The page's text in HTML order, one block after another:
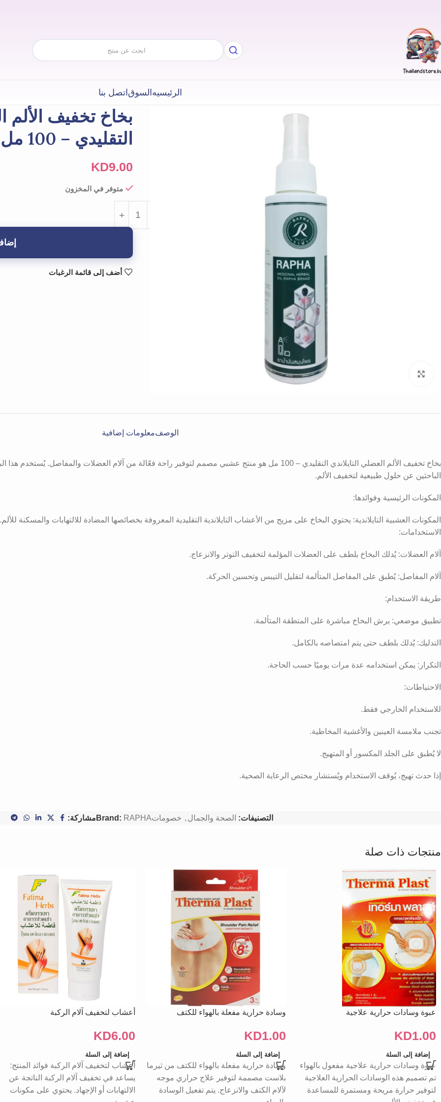
الرئيسيهالسوقاتصل بنا
بخاخ تخفيف الألم
التقليدي – 100 مل
KD9.00
متوفر في المخزون
أضف إلى قائمة الرغبات
الوصفمعلومات إضافية
بخاخ تخفيف الألم العضلي التايلاندي التقليدي – 100 مل هو منتج عشبي مصمم لتوفير راحة فعّالة من آلام العضلات
الباحثين عن حلول طبيعية لتخفيف الألم.
المكونات الرئيسية وفوائدها:
المكونات العشبية التايلاندية: يحتوي البخاخ على مزيج من الأعشاب التايلاندية التقليدية المعروفة بخصائصها المضادة للالتهابات والمسكنة للألم.
الاستخدامات:
آلام العضلات: يُدلك البخاخ بلطف على العضلات المؤلمة لتخفيف التوتر والانزعاج.
آلام المفاصل: يُطبق على المفاصل المتألمة لتقليل التيبس وتحسين الحركة.
طريقة الاستخدام:
تطبيق موضعي: يرش البخاخ مباشرة على المنطقة المتألمة.
التدليك: يُدلك بلطف حتى يتم امتصاصه بالكامل.
التكرار: يمكن استخدامه عدة مرات يوميًا حسب الحاجة.
الاحتياطات:
للاستخدام الخارجي فقط.
تجنب ملامسة العينين والأغشية المخاطية.
لا يُطبق على الجلد المكسور أو المتهيج.
إذا حدث تهيج، يُوقف الاستخدام ويُستشار مختص الرعاية الصحية.
التصنيفات: الصحة والجمال , خصومات Brand: RAPHA مشاركة:
منتجات ذات صلة
عبوة وسادات حرارية علاجية
KD1.00
إضافة إلى السلة
عبوة وسادات حرارية علاجية مفعول بالهواء
تم تصميم هذه الوسادات الحرارية العلاجية
لتوفير حرارة مريحة ومستمرة للمساعدة
وسادة حرارية مفعلة بالهواء للكتف
KD1.00
إضافة إلى السلة
وسادة حرارية مفعلة بالهواء للكتف من ثيرما
بلاست مصممة لتوفير علاج حراري موجه
لآلام الكتف والانزعاج. يتم تفعيل الوسادة
أعشاب لتخفيف آلام الركبة
KD6.00
إضافة إلى السلة
أعشاب لتخفيف آلام الركبة فوائد المنتج:
يساعد في تخفيف آلام الركبة الناتجة عن
الالتهابات أو الإجهاد. يحتوي على مكونات